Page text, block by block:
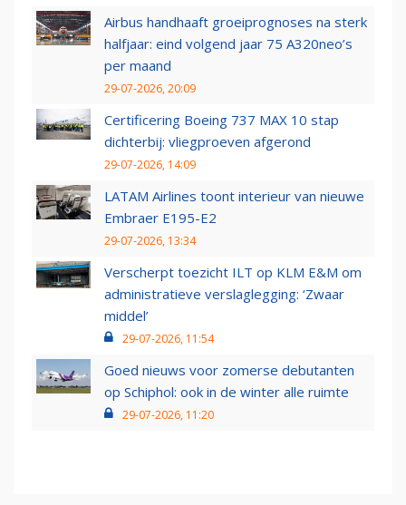
Airbus handhaaft groeiprognoses na sterk
halfjaar: eind volgend jaar 75 A320neo’s
per maand
29-07-2026, 20:09
Certificering Boeing 737 MAX 10 stap
dichterbij: vliegproeven afgerond
29-07-2026, 14:09
LATAM Airlines toont interieur van nieuwe
Embraer E195-E2
29-07-2026, 13:34
Verscherpt toezicht ILT op KLM E&M om
administratieve verslaglegging: ‘Zwaar
middel’
29-07-2026, 11:54
Goed nieuws voor zomerse debutanten
op Schiphol: ook in de winter alle ruimte
29-07-2026, 11:20